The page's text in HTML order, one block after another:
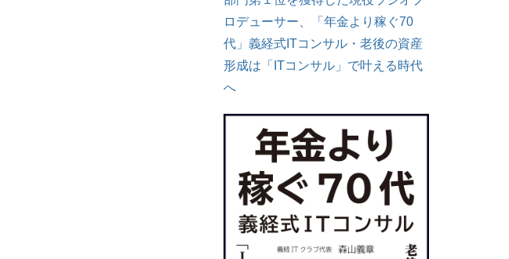
ロデューサー、「年金より稼ぐ70
代」義経式ITコンサル・老後の資産
形成は「ITコンサル」で叶える時代
へ